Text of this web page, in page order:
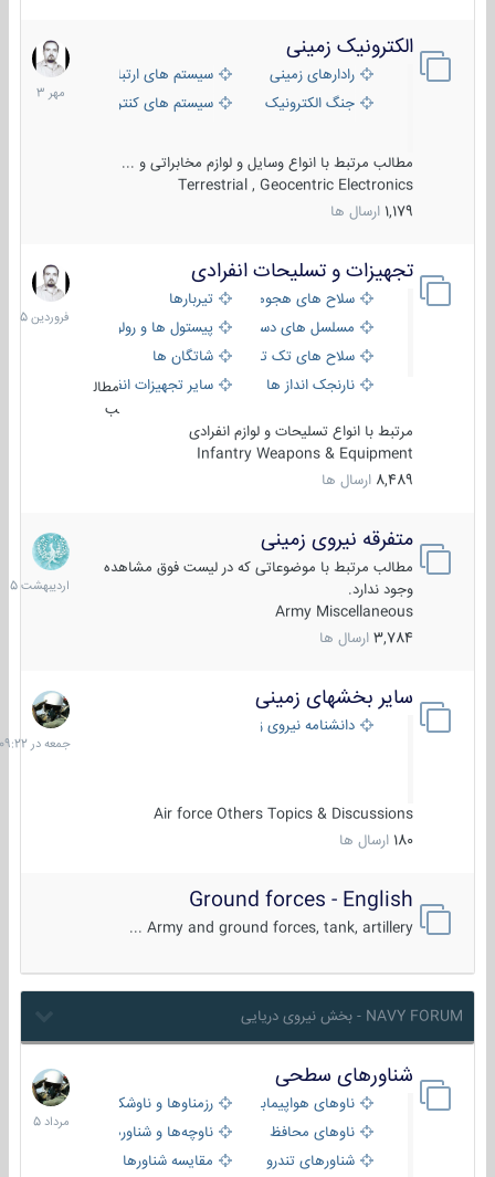
الکترونیک زمینی
رادارهای زمینی
سیستم های ارتباطی و جمع آوری
جنگ الکترونیک
سیستم های کنترل آتش و تجهیزات
مطالب مرتبط با انواع وسایل و لوازم مخابراتی و ...
Terrestrial , Geocentric Electronics
1,179 ارسال ها
1
مهر
1403
تجهیزات و تسلیحات انفرادی
سلاح های هجومی
تیربارها
مسلسل های دستی
پیستول ها و رولورها
سلاح های تک تیر اندازیشاتگان ها
نارنجک انداز ها
سایر تجهیزات انفرادی
مطال
ب
مرتبط با انواع تسلیحات و لوازم انفرادی
Infantry Weapons & Equipment
8,489 ارسال ها
17
فروردین
1405
متفرقه نیروی زمینی
مطالب مرتبط با موضوعاتی که در لیست فوق مشاهده
وجود ندارد.
Army Miscellaneous
3,784 ارسال ها
27
1405
سایر بخشهای زمینی
دانشنامه نیروی زمینی
Air force Others Topics & Discussions
180 ارسال ها
جمعه
در
09:22
Ground forces - English
Army and ground forces, tank, artillery ...
NAVY FORUM - بخش نیروی دریایی
شناورهای سطحی
ناوهای هواپیمابر و بالگرد بررزمناوها و ناوشکن‌ها
ناوهای محافظ
ناوچه‌ها و شناورهای گشتی
شناورهای تندرو
مقایسه شناورها
2
مرداد
1405